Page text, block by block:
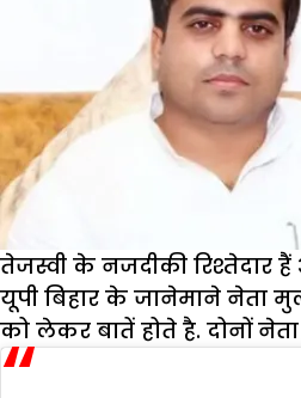
तेजस्वी के नजदीकी रिश्तेदार
यूपी बिहार के जानेमाने नेता
को लेकर बातें होते है. दोनों